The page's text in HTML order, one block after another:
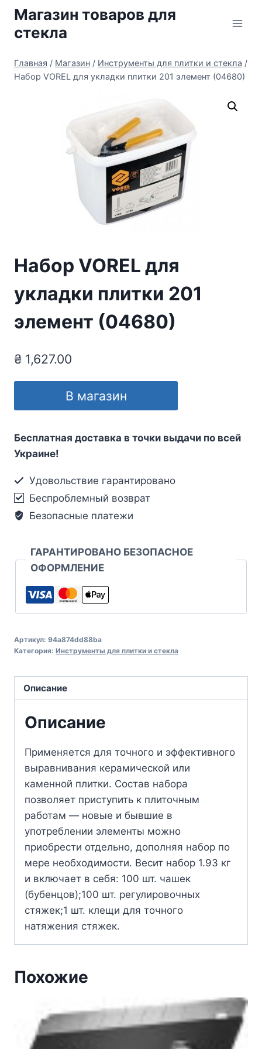
Перейти
содержимому
Магазин товаров для
стекла
Главная / Магазин / Инструменты для плитки и стекла /
Набор VOREL для укладки плитки 201 элемент (04680)
Набор VOREL для
укладки плитки 201
элемент (04680)
₴ 1,627.00
В магазин
Бесплатная доставка в точки выдачи по всей
Украине!
Удовольствие гарантировано
Беспроблемный возврат
Безопасные платежи
ГАРАНТИРОВАНО БЕЗОПАСНОЕ
ОФОРМЛЕНИЕ
Артикул: 94a874dd88ba
Категория: Инструменты для плитки и стекла
Описание
Описание
Применяется для точного и эффективного
выравнивания керамической или
каменной плитки. Состав набора
позволяет приступить к плиточным
работам — новые и бывшие в
употреблении элементы можно
приобрести отдельно, дополняя набор по
мере необходимости. Весит набор 1.93 кг
и включает в себя: 100 шт. чашек
(бубенцов);100 шт. регулировочных
стяжек;1 шт. клещи для точного
натяжения стяжек.
Похожие